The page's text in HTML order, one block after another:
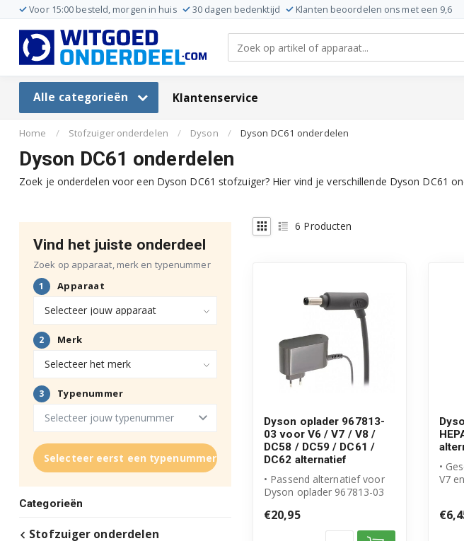
Voor 15:00 besteld, morgen in huis 30 dagen bedenktijd Klanten beoordelen ons met een 9,6
Alle categorieën Klantenservice
Home / Stofzuiger onderdelen / Dyson / Dyson DC61 onderdelen
Dyson DC61 onderdelen
Zoek je onderdelen voor een Dyson DC61 stofzuiger? Hier vind je verschillende Dyson DC61
Vind het juiste onderdeel
Zoek op apparaat, merk en typenummer
Selecteer eerst een typenummer
Categorieën
Stofzuiger onderdelen
6 Producten
Dyson oplader 967813-
03 voor V6 / V7 / V8 /
DC58 / DC59 / DC61 /
DC62 alternatief
• Passend alternatief voor
Dyson oplader 967813-03
voor...
€20,95
•
V7
•